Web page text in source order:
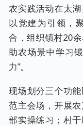
农实践活动在太
以党建为引领，
合，组织镇村20
助农场景中学习
力”。
现场划分三个功
范主会场，开展
部实操练习；村